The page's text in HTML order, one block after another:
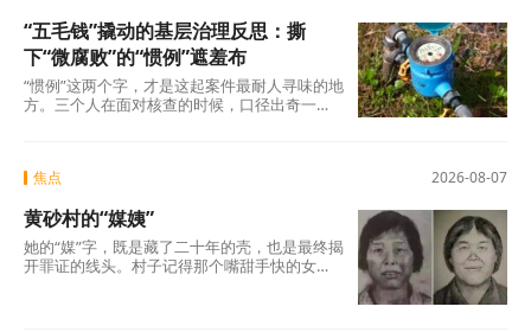
“五毛钱”撬动的基层治理反思：撕
下“微腐败”的“惯例”遮羞布
“惯例”这两个字，才是这起案件最耐人寻味的地
方。三个人在面对核查的时候，口径出奇一
议事程序、没有政策依据，仅凭几个人私下商
自欺欺人的“潜规则”。三人分工明确——每人负
责两根水管，各自收费、各自截留、余款入账
——分明是精心设计的利益勾兑，哪里有什
么“历来如此”的“惯例”?
2026-08-07
焦点
黄砂村的“媒姨”
她的“媒”字，既是藏了二十年的壳，也是最终揭
开罪证的线头。村子记得那个嘴甜手快的女